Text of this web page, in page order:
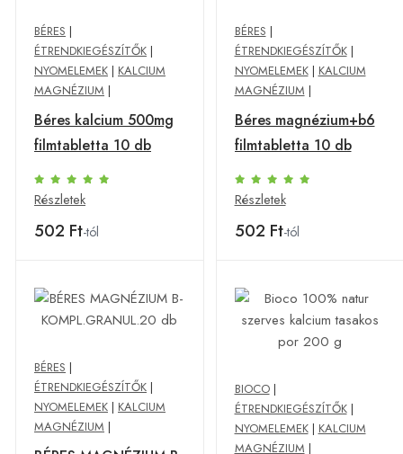
BÉRES |
ÉTRENDKIEGÉSZÍTŐK |
NYOMELEMEK | KALCIUM
MAGNÉZIUM |
Béres kalcium 500mg
filmtabletta 10 db
Részletek
502 Ft-tól
BÉRES |
ÉTRENDKIEGÉSZÍTŐK|
NYOMELEMEK| KALCIUM
MAGNÉZIUM |
Béres magnézium+b6
filmtabletta 10 db
Részletek
502 Ft-tól
BÉRES |
ÉTRENDKIEGÉSZÍTŐK |
NYOMELEMEK | KALCIUM
MAGNÉZIUM |
BIOCO|
ÉTRENDKIEGÉSZÍTŐK|
NYOMELEMEK| KALCIUM
MAGNÉZIUM |